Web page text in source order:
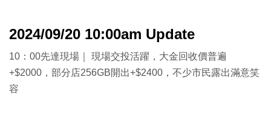
2024/09/20 10:00am Update
10：00先達現場｜ 現場交投活躍，大金回收價普遍
+$2000，部分店256GB開出+$2400，不少市民露出滿意笑
容